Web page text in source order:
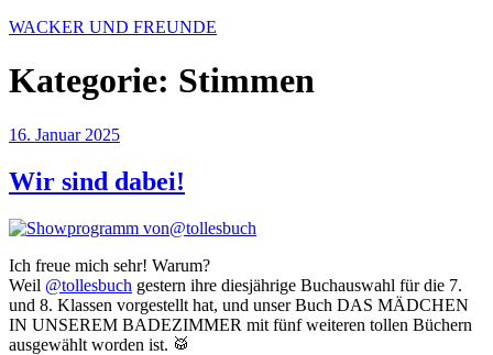
Zum
springen
WACKER UND FREUNDE
Kategorie: Stimmen
Veröffentlicht
16. Januar 2025
Wir sind dabei!
Ich freue mich sehr! Warum?
Weil @tollesbuch gestern ihre diesjährige Buchauswahl für die 7.
und 8. Klassen vorgestellt hat, und unser Buch DAS MÄDCHEN
IN UNSEREM BADEZIMMER mit fünf weiteren tollen Büchern
ausgewählt worden ist. 🥁